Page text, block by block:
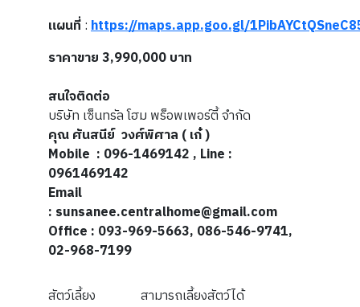
แผนที่:https://maps.app.goo.gl/
ราคาขาย 3,990,000 บาท
สนใจติดต่อ
บริษัท เซ็นทรัล โฮม พร็อพเพอร์ตี้ จำกัด
คุณ ศันสนีย์ วงศ์พิศาล ( เก๋ )
Mobile : 096-1469142 , Line :
0961469142
Email
: sunsanee.centralhome@gmail.com
Office : 093-969-5663, 086-546-9741,
02-968-7199
สัตว์เลี้ยง
สามารถเลี้ยงสัตว์ได้